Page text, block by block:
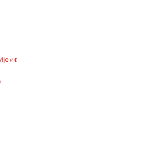
(44)